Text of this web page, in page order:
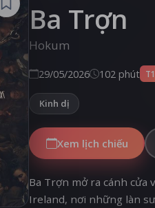
Ba Trợn
Hokum
29/05/2026 102 phút
Kinh dị
Xem lịch chiếu
Ba Trợn mở ra cánh cửa
Ireland, nơi những làn